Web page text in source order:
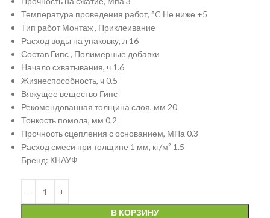
Температура проведения работ, °C Не ниже +5
Тип работ Монтаж , Приклеивание
Расход воды на упаковку, л 16
Состав Гипс , Полимерные добавки
Начало схватывания, ч 1.6
Жизнеспособность, ч 0.5
Вяжущее вещество Гипс
Рекомендованная толщина слоя, мм 20
Тонкость помола, мм 0.2
Прочность сцепления с основанием, МПа 0.3
Расход смеси при толщине 1 мм, кг/м² 1.5
Бренд: КНАУФ
В КОРЗИНУ